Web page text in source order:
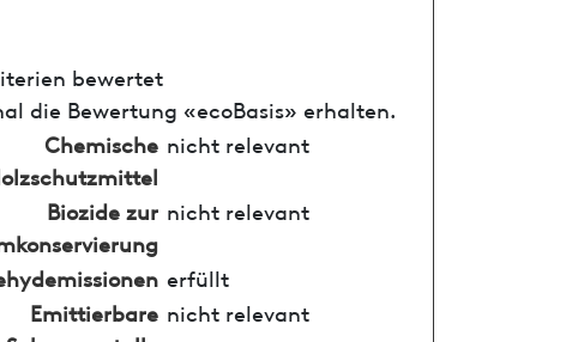
bewertet
die Bewertung «ecoBasis» erhalten.
Chemische nicht relevant
Biozide zur nicht relevant
erfüllt
Emittierbare nicht relevant